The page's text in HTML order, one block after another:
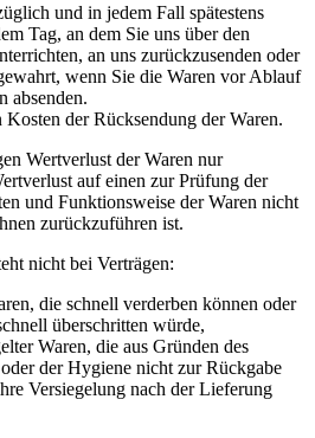
und in jedem Fall spätestens
Tag, an dem Sie uns über den
an uns zurückzusenden oder
wenn Sie die Waren vor Ablauf
absenden.
der Rücksendung der Waren.
Wertverlust der Waren nur
auf einen zur Prüfung der
und Funktionsweise der Waren nicht
zurückzuführen ist.
nicht bei Verträgen:
die schnell verderben können oder
überschritten würde,
Waren, die aus Gründen des
der Hygiene nicht zur Rückgabe
Versiegelung nach der Lieferung